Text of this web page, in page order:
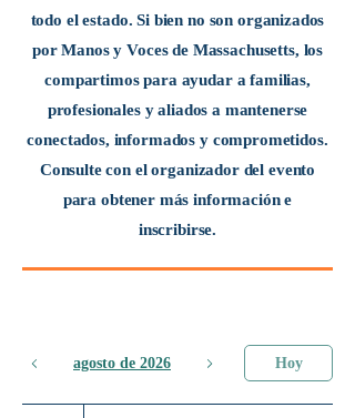
todo el estado. Si bien no son organizados
por Manos y Voces de Massachusetts, los
compartimos para ayudar a familias,
profesionales y aliados a mantenerse
conectados, informados y comprometidos.
Consulte con el organizador del evento
para obtener más información e
inscribirse.
agosto de 2026 Hoy